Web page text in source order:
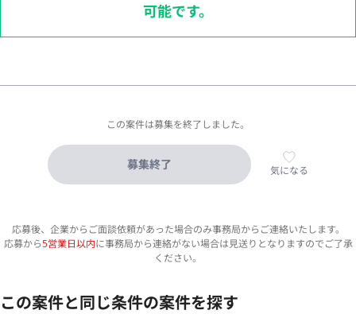
可能です。
この案件は募集を終了しました。
募集終了 気になる
応募後、企業からご面談依頼があった場合のみ事務局からご連絡いたします。
応募から5営業日以内に事務局から連絡がない場合は見送りとなりますのでご了承
ください。
この案件と同じ条件の案件を探す